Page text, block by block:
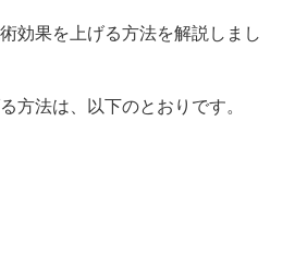
効果を上げる方法を解説しまし
方法は、以下のとおりです。